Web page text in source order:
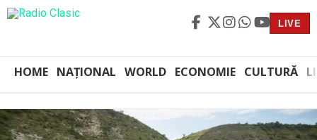
LIVE
HOME NAȚIONAL WORLD ECONOMIE CULTURĂ